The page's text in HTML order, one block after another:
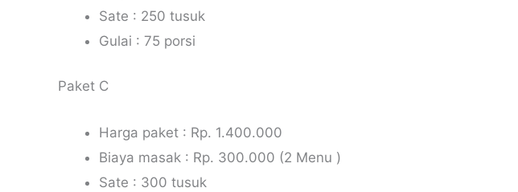
Sate : 250 tusuk
Gulai : 75 porsi
Paket C
Harga paket : Rp. 1.400.000
Biaya masak : Rp. 300.000 (2 Menu )
Sate : 300 tusuk